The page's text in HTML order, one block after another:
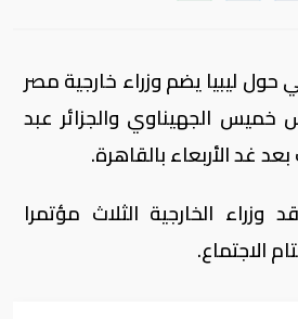
حول ليبيا يضم وزراء خارجية مصر
الجهيناوي والجزائر عبد
غد الأربعاء بالقاهرة.
الخارجية الثلاث مؤتمرا
الاجتماع.